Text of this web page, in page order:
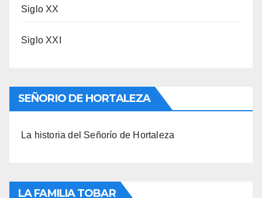
Siglo XX
Siglo XXI
SEÑORIO DE HORTALEZA
La historia del Señorío de Hortaleza
LA FAMILIA TOBAR